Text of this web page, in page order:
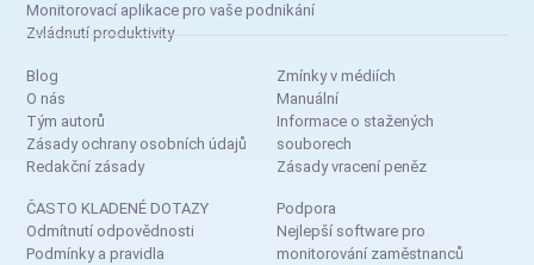
Monitorovací aplikace pro vaše podnikání
Zvládnutí produktivity
Blog
O nás
Tým autorů
Zásady ochrany osobních údajů
Redakční zásady
Zmínky v médiích
Manuální
Informace o stažených
souborech
Zásady vracení peněz
ČASTO KLADENÉ DOTAZY
Odmítnutí odpovědnosti
Podmínky a pravidla
Podpora
Nejlepší software pro
monitorování zaměstnanců